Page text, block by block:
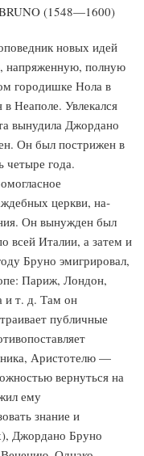
(1548—1600)
новых идей
напряженную, полную
городишке Нола в
Неаполе. Увлекался
вынудила Джордано
Он был пострижен в
четыре года.
церкви, на­
Он вынужден был
всей Италии, а затем и
Бруно эмигрировал,
Париж, Лондон,
и т. д. Там он
публичные
Аристо­телю —
вернуться на
ему
знание и
Джордано Бруно